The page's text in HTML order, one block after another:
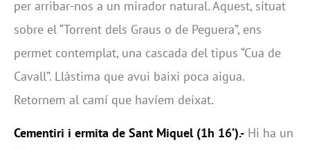
per arribar-nos a un mirador natural. Aquest, situat
sobre el “Torrent dels Graus o de Peguera”, ens
permet contemplat, una cascada del tipus “Cua de
Cavall”. Llàstima que avui baixi poca aigua.
Retornem al camí que havíem deixat.
Cementiri i ermita de Sant Miquel (1h 16’).- Hi ha un